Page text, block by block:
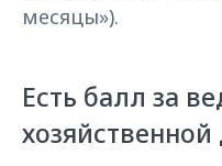
месяцы»).
Есть балл за